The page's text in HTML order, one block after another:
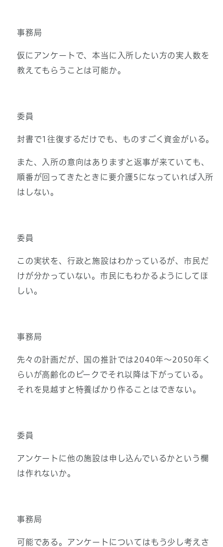
事務局
仮にアンケートで、本当に入所したい方の実人数を
教えてもらうことは可能か。
委員
封書で1往復するだけでも、ものすごく資金がいる。
また、入所の意向はありますと返事が来ていても、
順番が回ってきたときに要介護5になっていれば入所
はしない。
委員
この実状を、行政と施設はわかっているが、市民だ
けが分かっていない。市民にもわかるようにしてほ
しい。
事務局
先々の計画だが、国の推計では2040年～2050年く
らいが高齢化のピークでそれ以降は下がっている。
それを見越すと特養ばかり作ることはできない。
委員
アンケートに他の施設は申し込んでいるかという欄
は作れないか。
事務局
可能である。アンケートについてはもう少し考えさ